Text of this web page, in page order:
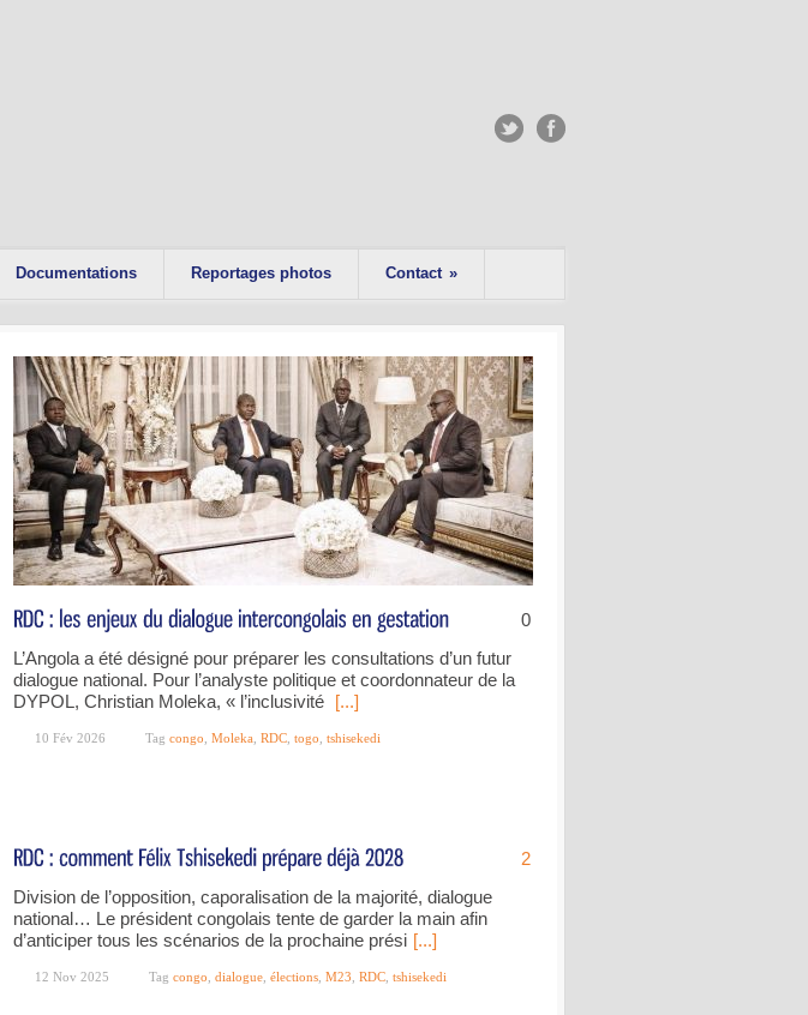
Documentations Reportages photos Contact »
0
L’Angola a été désigné pour préparer les consultations d’un futur
dialogue national. Pour l’analyste politique et coordonnateur de la
DYPOL, Christian Moleka, « l’inclusivité [...]
10 Fév 2026 Tag congo Moleka RDC togo tshisekedi
2
Division de l’opposition, caporalisation de la majorité, dialogue
national… Le président congolais tente de garder la main afin
d’anticiper tous les scénarios de la prochaine prési [...]
12 Nov 2025 Tag congo dialogue élections M23 RDC tshisekedi